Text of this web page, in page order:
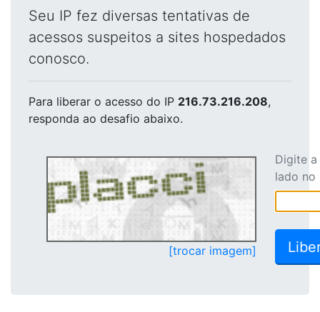
Seu IP fez diversas tentativas de
acessos suspeitos a sites hospedados
conosco.
Para liberar o acesso do IP 216.73.216.208,
responda ao desafio abaixo.
[trocar imagem]
Digite
lado no